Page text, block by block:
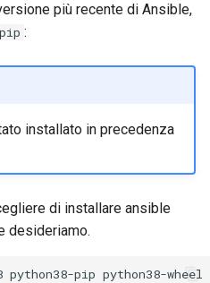
più recente di Ansible,
:
installato in precedenza
di installare ansible
desideriamo.
python38-pip python38-wheel